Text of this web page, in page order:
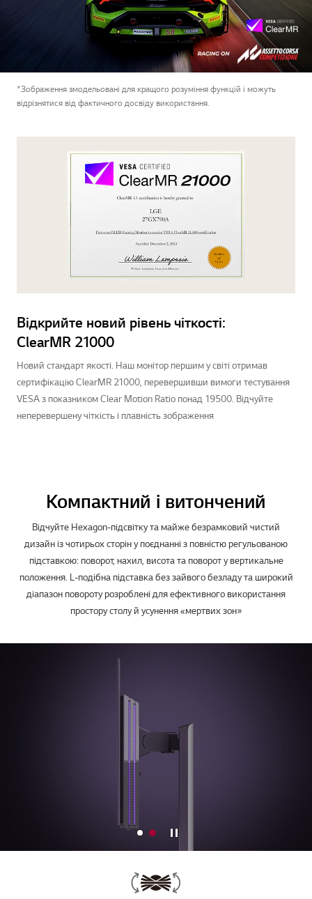
*Зображення змодельовані для кращого розуміння функцій і можуть
відрізнятися від фактичного досвіду використання.
Відкрийте новий рівень чіткості:
ClearMR 21000
Новий стандарт якості. Наш монітор першим у світі отримав
сертифікацію ClearMR 21000, перевершивши вимоги тестування
VESA з показником Clear Motion Ratio понад 19500. Відчуйте
неперевершену чіткість і плавність зображення
Компактний і витончений
Відчуйте Hexagon-підсвітку та майже безрамковий чистий
дизайн із чотирьох сторін у поєднанні з повністю регульованою
підставкою: поворот, нахил, висота та поворот у вертикальне
положення. L-подібна підставка без зайвого безладу та широкий
діапазон повороту розроблені для ефективного використання
простору столу й усунення «мертвих зон»
Зупинити